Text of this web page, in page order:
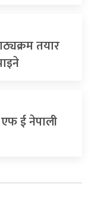
तयार
एफ ई नेपाली